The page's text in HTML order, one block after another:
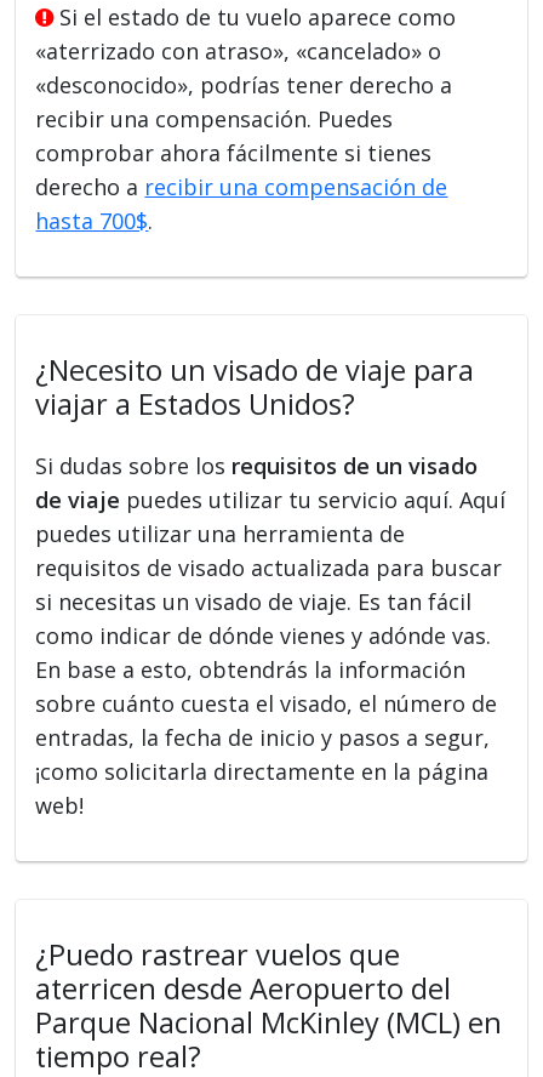
Si el estado de tu vuelo aparece como
«aterrizado con atraso», «cancelado» o
«desconocido», podrías tener derecho a
recibir una compensación. Puedes
comprobar ahora fácilmente si tienes
derecho a recibir una compensación de
hasta 700$.
¿Necesito un visado de viaje para
viajar a Estados Unidos?
Si dudas sobre los requisitos de un visado
de viaje puedes utilizar tu servicio aquí. Aquí
puedes utilizar una herramienta de
requisitos de visado actualizada para buscar
si necesitas un visado de viaje. Es tan fácil
como indicar de dónde vienes y adónde vas.
En base a esto, obtendrás la información
sobre cuánto cuesta el visado, el número de
entradas, la fecha de inicio y pasos a segur,
¡como solicitarla directamente en la página
web!
¿Puedo rastrear vuelos que
aterricen desde Aeropuerto del
Parque Nacional McKinley (MCL) en
tiempo real?